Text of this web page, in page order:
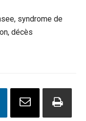
syndrome de
décès